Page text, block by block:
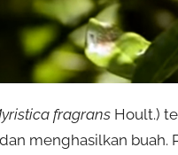
fragrans Hoult.)
menghasilkan buah.